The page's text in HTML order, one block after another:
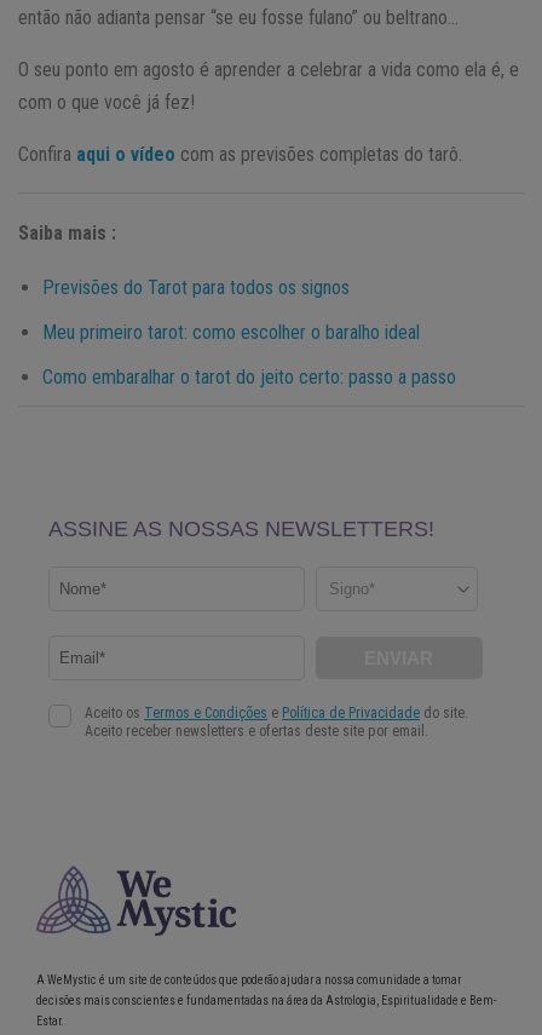
então não adianta pensar “se eu fosse fulano” ou beltrano…
O seu ponto em agosto é aprender a celebrar a vida como ela é, e
com o que você já fez!
Confira aqui o vídeo com as previsões completas do tarô.
Saiba mais :
Previsões do Tarot para todos os signos
Meu primeiro tarot: como escolher o baralho ideal
Como embaralhar o tarot do jeito certo: passo a passo
A WeMystic é um site de conteúdos que poderão ajudar a nossa comunidade a tomar
decisões mais conscientes e fundamentadas na área da Astrologia, Espiritualidade e Bem-
Estar.